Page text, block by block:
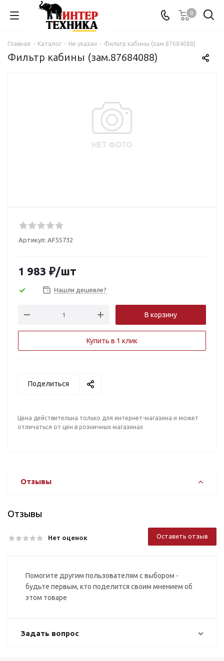
0
Главная - Каталог - Не указан - Фильтр кабины (зам.87684088)
Фильтр кабины (зам.87684088)
Артикул: AF55732
1 983 ₽/шт
Нашли дешевле?
В корзину
Купить в 1 клик
Поделиться
Цена действительна только для интернет-магазина и может
отличаться от цен в розничных магазинах
Отзывы
Отзывы
Нет оценок Оставить отзыв
Помогите другим пользователям с выбором -
будьте первым, кто поделится своим мнением об
этом товаре
Задать вопрос